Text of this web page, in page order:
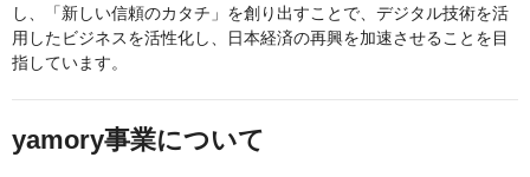
し、「新しい信頼のカタチ」を創り出すことで、デジタル技術を活
用したビジネスを活性化し、日本経済の再興を加速させることを目
指しています。
yamory事業について